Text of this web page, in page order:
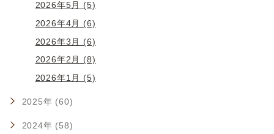
2026年5月 (5)
2026年4月 (6)
2026年3月 (6)
2026年2月 (8)
2026年1月 (5)
2025年 (60)
2024年 (58)